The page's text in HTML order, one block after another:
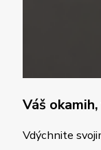
Váš
Vdýchnite